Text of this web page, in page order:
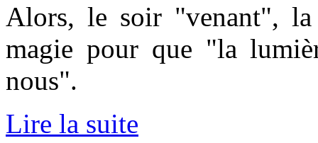
Alors, le soir "venant",
magie pour que "la
nous".
Lire la suite